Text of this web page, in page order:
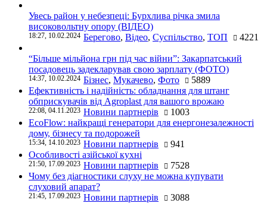
Увесь район у небезпеці: Бурхлива річка змила
високовольтну опору (ВІДЕО)
18:27, 10.02.2024 Берегово, Відео, Суспільство, ТОП 4221
“Більше мільйона грн під час війни”: Закарпатський
посадовець задекларував свою зарплату (ФОТО)
14:37, 10.02.2024 Бізнес, Мукачево, Фото
5889
Ефективність і надійність: обладнання для штанг
обприскувачів від Agroplast для вашого врожаю
22:08, 04.11.2023 Новини партнерів
1003
EcoFlow: найкращі генератори для енергонезалежності
дому, бізнесу та подорожей
15:34, 14.10.2023 Новини партнерів
941
Особливості азійської кухні
21:50, 17.09.2023 Новини партнерів
7528
Чому без діагностики слуху не можна купувати
слуховий апарат?
21:45, 17.09.2023 Новини партнерів 3088